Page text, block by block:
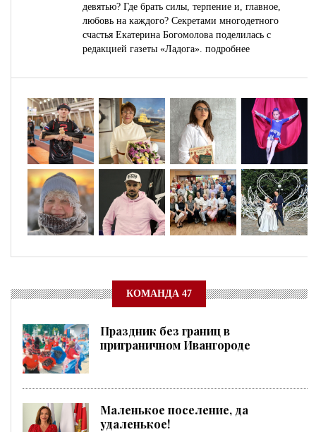
девятью? Где брать силы, терпение и, главное,
любовь на каждого? Секретами многодетного
счастья Екатерина Богомолова поделилась с
редакцией газеты «Ладога». подробнее
КОМАНДА 47
Праздник без границ в
приграничном Ивангороде
Маленькое поселение, да
удаленькое!